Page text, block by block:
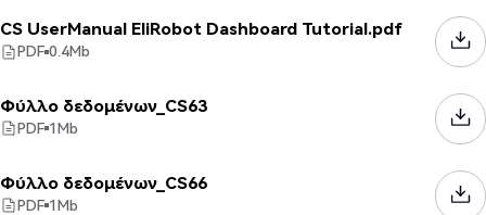
CS UserManual EliRobot Dashboard Tutorial.pdf
PDF 0.4Mb
Φύλλο δεδομένων_CS63
PDF 1Mb
Φύλλο δεδομένων_CS66
PDF 1Mb